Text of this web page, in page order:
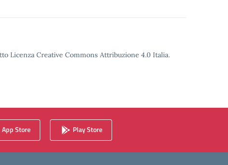
Licenza Creative Commons Attribuzione 4.0 Italia.
App Store Play Store